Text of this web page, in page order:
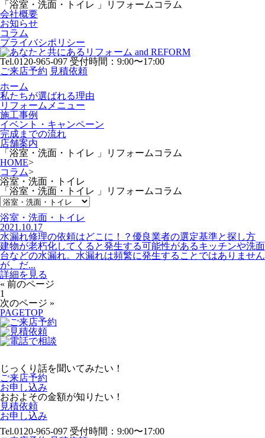
「浴室・洗面・トイレ 」リフォームコラム
会社概要
お知らせ
コラム
プライバシポリシー
Tel.0120-965-097 受付時間：9:00〜17:00
ご来店予約 見積依頼
ホーム
私たちが選ばれる理由
リフォームメニュー
施工事例
イベント・キャンペーン
完成までの流れ
店舗案内
「浴室・洗面・トイレ 」リフォームコラム
HOME>
コラム>
浴室・洗面・トイレ
「浴室・洗面・トイレ 」リフォームコラム
浴室・洗面・トイレ
2021.10.17
水漏れ修理の依頼はどこに！？優良業者の選定基準と探し方
建物が老朽化してくると発生する可能性があるキッチンや洗面
台などの水漏れ。水漏れは頻繁に発生することではありません
が、だ...
詳細を見る
« 前のページ
1
次のページ »
PAGETOP
じっくり話を聞いてみたい！
ご来店予約
お申し込み
おおよその金額が知りたい！
見積依頼
お申し込み
Tel.0120-965-097 受付時間：9:00〜17:00